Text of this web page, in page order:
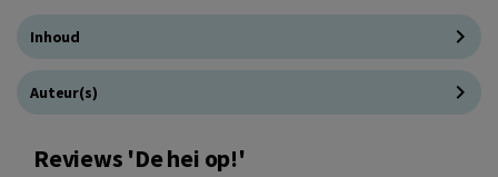
Inhoud
Auteur(s)
Reviews 'De hei op!'